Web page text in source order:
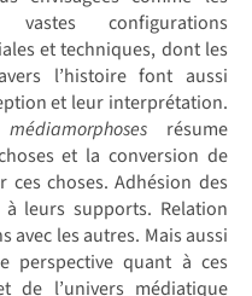
configurations
et techniques, dont les
l’histoire font aussi
et leur interprétation.
résume
et la conversion de
ces choses. Adhésion des
leurs supports. Relation
avec les autres. Mais aussi
perspective quant à ces
de l’univers médiatique